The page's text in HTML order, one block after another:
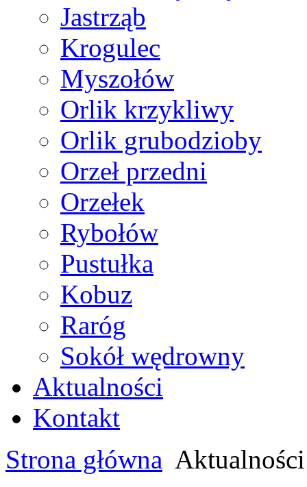
Jastrząb
Krogulec
Myszołów
Orlik krzykliwy
Orlik grubodzioby
Orzeł przedni
Orzełek
Rybołów
Pustułka
Kobuz
Raróg
Sokół wędrowny
Aktualności
Kontakt
Strona główna Aktualności